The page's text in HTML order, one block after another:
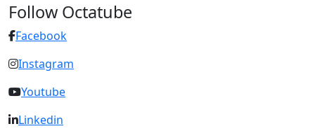
Follow Octatube
Facebook
Instagram
Youtube
Linkedin